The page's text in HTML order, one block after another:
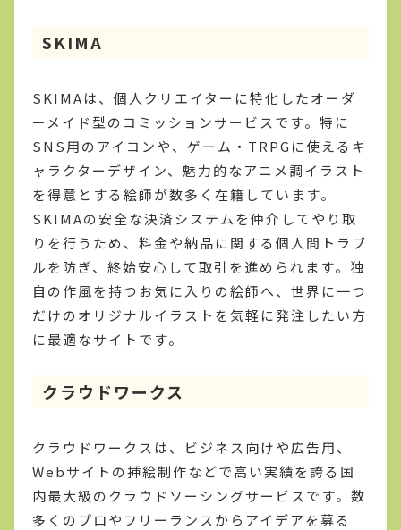
SKIMA
SKIMAは、個人クリエイターに特化したオーダ
ーメイド型のコミッションサービスです。特に
SNS用のアイコンや、ゲーム・TRPGに使えるキ
ャラクターデザイン、魅力的なアニメ調イラスト
を得意とする絵師が数多く在籍しています。
SKIMAの安全な決済システムを仲介してやり取
りを行うため、料金や納品に関する個人間トラブ
ルを防ぎ、終始安心して取引を進められます。独
自の作風を持つお気に入りの絵師へ、世界に一つ
だけのオリジナルイラストを気軽に発注したい方
に最適なサイトです。
クラウドワークス
クラウドワークスは、ビジネス向けや広告用、
Webサイトの挿絵制作などで高い実績を誇る国
内最大級のクラウドソーシングサービスです。数
多くのプロやフリーランスからアイデアを募る